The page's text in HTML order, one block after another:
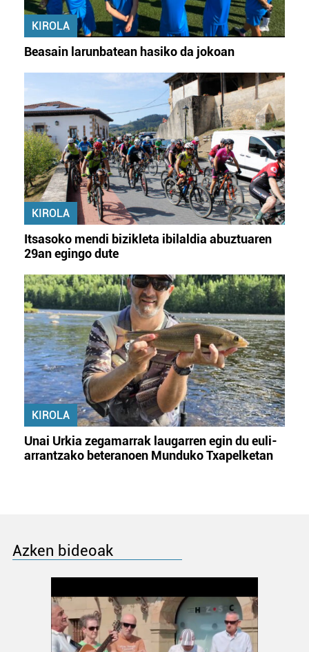
KIROLA
Beasain larunbatean hasiko da jokoan
KIROLA
Itsasoko mendi bizikleta ibilaldia abuztuaren
29an egingo dute
KIROLA
Unai Urkia zegamarrak laugarren egin du euli-
arrantzako beteranoen Munduko Txapelketan
Azken bideoak